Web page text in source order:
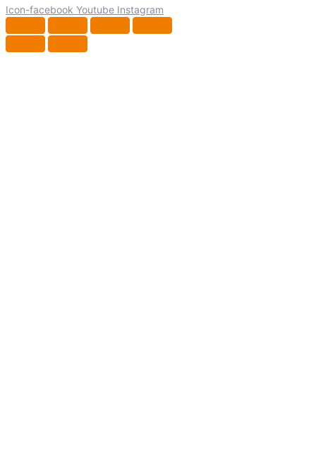
Icon-facebook Youtube Instagram